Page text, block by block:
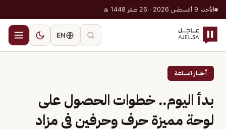
الأحد، 9 أغسطس 2026 · 26 صفر 1448 هـ
EN
أخبار الساعة
بدأ اليوم.. خطوات الحصول على
لوحة مميزة حرف وحرفين في مزاد